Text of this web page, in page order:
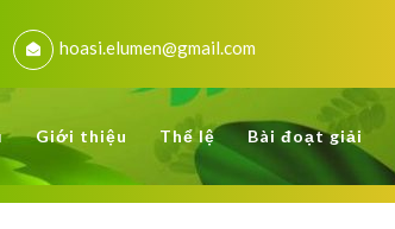
hoasi.elumen@gmail.com
Giới thiệu Thể lệ Bài đoạt giải